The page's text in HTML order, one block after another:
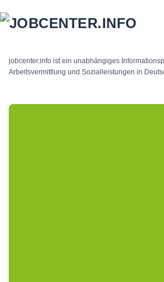
jobcenter.info ist ein unabhängiges
Arbeitsvermittlung und Sozialleistungen in